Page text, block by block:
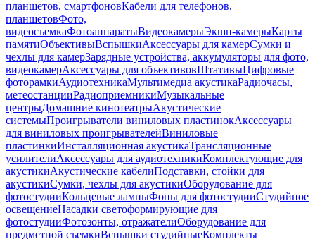
планшетов, смартфоновКабели для телефонов,
планшетовФото,
видеосъемкаФотоаппаратыВидеокамерыЭкшн-камерыКарты
памятиОбъективыВспышкиАксессуары для камерСумки и
чехлы для камерЗарядные устройства, аккумуляторы для фото,
видеокамерАксессуары для объективовШтативыЦифровые
фоторамкиАудиотехникаМультимедиа акустикаРадиочасы,
метеостанцииРадиоприемникиМузыкальные
центрыДомашние кинотеатрыАкустические
системыПроигрыватели виниловых пластинокАксессуары
для виниловых проигрывателейВиниловые
пластинкиИнсталляционная акустикаТрансляционные
усилителиАксессуары для аудиотехникиКомплектующие для
акустикиАкустические кабелиПодставки, стойки для
акустикиСумки, чехлы для акустикиОборудование для
фотостудииКольцевые лампыФоны для фотостудииСтудийное
освещениеНасадки светоформирующие для
фотостудииФотозонты, отражателиОборудование для
предметной съемкиВспышки студийныеКомплекты